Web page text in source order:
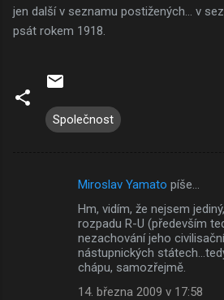
jen další v seznamu postižených... v
psát rokem 1918.
Společnost
Miroslav Yamato píše…
Hm, vidím, že nejsem
rozpadu R-U (především
nezachování jeho
nástupnických
chápu, samozřejmě.
14. března 2009 v 17:58